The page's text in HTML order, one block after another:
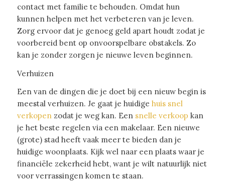
contact met familie te behouden. Omdat hun
kunnen helpen met het verbeteren van je leven.
Zorg ervoor dat je genoeg geld apart houdt zodat je
voorbereid bent op onvoorspelbare obstakels. Zo
kan je zonder zorgen je nieuwe leven beginnen.
Verhuizen
Een van de dingen die je doet bij een nieuw begin is
meestal verhuizen. Je gaat je huidige huis snel
verkopenzodat je weg kan. Een snelle verkoop kan
je het beste regelen via een makelaar. Een nieuwe
(grote) stad heeft vaak meer te bieden dan je
huidige woonplaats. Kijk wel naar een plaats waar je
financiële zekerheid hebt, want je wilt natuurlijk niet
voor verrassingen komen te staan.